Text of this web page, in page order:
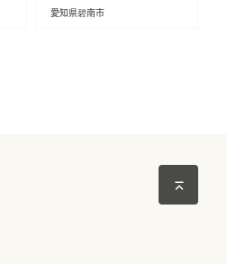
お中元 プレゼント 贈り物 ア
愛知県碧南市